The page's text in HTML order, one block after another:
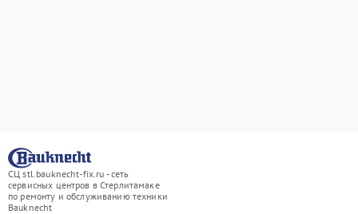
СЦ stl.bauknecht-fix.ru - сеть
сервисных центров в Стерлитамаке
по ремонту и обслуживанию техники
Bauknecht